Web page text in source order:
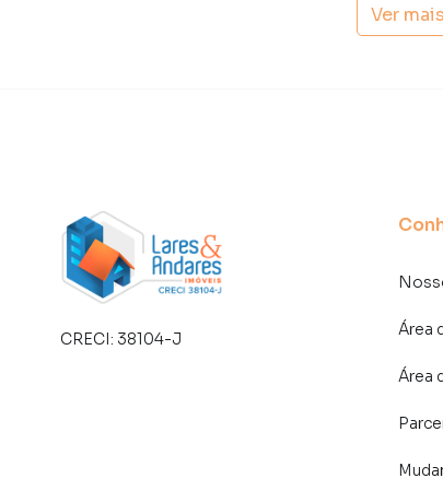
imobiliárias tradicionais. Já vendemos
Jardim Leonor. Isso porque temos
Ver
CRECI: 38104-J
Área
Área